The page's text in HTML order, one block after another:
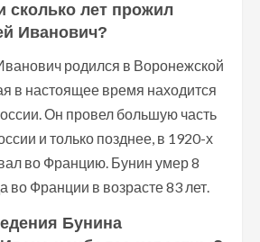
сколько лет прожил
Иванович?
родился в Воронежской
в настоящее время находится
Он провел большую часть
и только позднее, в 1920-х
во Францию. Бунин умер 8
во Франции в возрасте 83 лет.
Бунина